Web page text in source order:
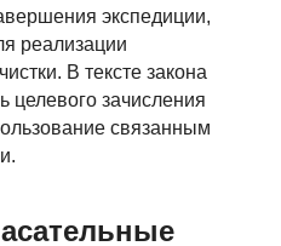
экспедиции,
реализации
В тексте закона
целевого зачисления
связанным